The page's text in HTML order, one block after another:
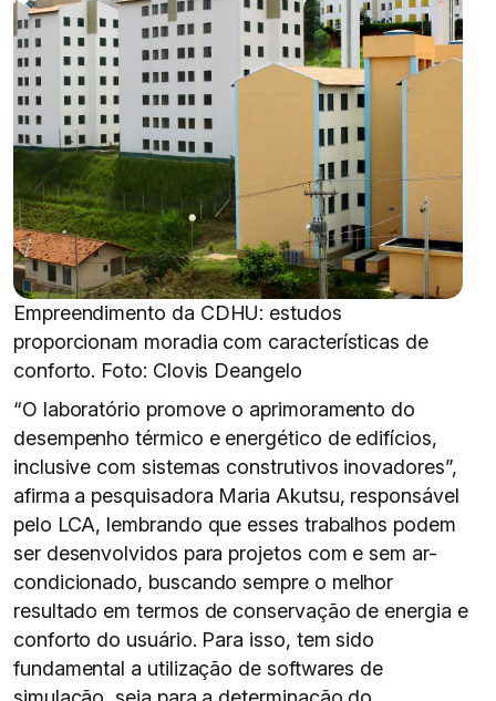
Empreendimento da CDHU: estudos
proporcionam moradia com características de
conforto. Foto: Clovis Deangelo
“O laboratório promove o aprimoramento do
desempenho térmico e energético de edifícios,
inclusive com sistemas construtivos inovadores”,
afirma a pesquisadora Maria Akutsu, responsável
pelo LCA, lembrando que esses trabalhos podem
ser desenvolvidos para projetos com e sem ar-
condicionado, buscando sempre o melhor
resultado em termos de conservação de energia e
conforto do usuário. Para isso, tem sido
fundamental a utilização de softwares de